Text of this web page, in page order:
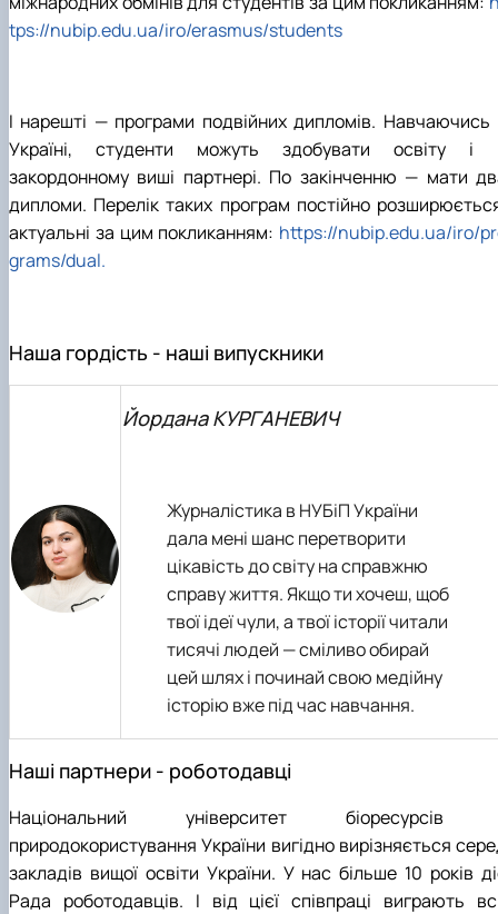
tps://nubip.edu.ua/iro/erasmus/students
І нарешті — програми подвійних дипломів. Навчаючись
Україні, студенти можуть здобувати освіту і
закордонному виші партнері. По закінченню — мати
дипломи. Перелік таких програм постійно
актуальні за цим покликанням: https://nubip.edu.ua/iro/
grams/dual.
Наша гордість - наші випускники
Йордана КУРГАНЕВИЧ
Журналістика в НУБіП України
дала мені шанс перетворити
цікавість до світу на справжню
справу життя. Якщо ти хочеш, щоб
твої ідеї чули, а твої історії читали
тисячі людей — сміливо обирай
цей шлях і починай свою медійну
історію вже під час навчання.
Наші партнери - роботодавці
Національний університет біоресурсів
природокористування України вигідно вирізняється
закладів вищої освіти України. У нас більше 10 років
Рада роботодавців. І від цієї співпраці виграють